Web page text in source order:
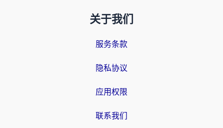
关于我们
服务条款
隐私协议
应用权限
联系我们